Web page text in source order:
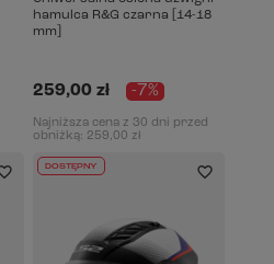
hamulca R&G czarna [14-18
mm]
259,00 zł -7%
Najniższa cena z 30 dni przed
obniżką: 259,00 zł
DOSTĘPNY